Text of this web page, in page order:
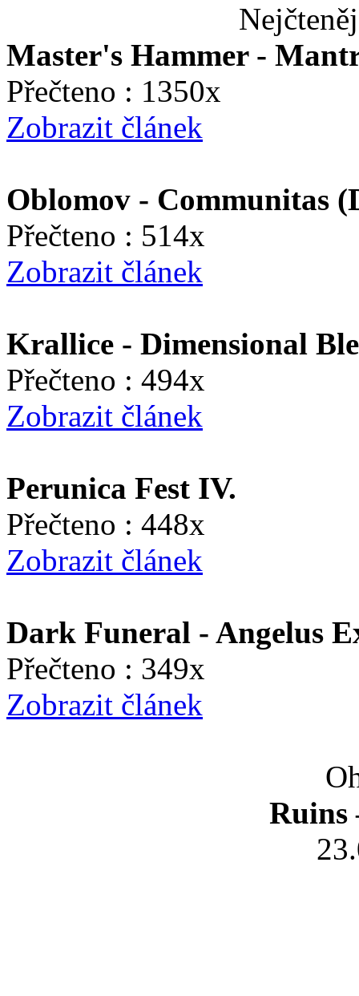
Master's Hammer -
Přečteno : 1350x
Zobrazit článek
Oblomov - Communitas
Přečteno : 514x
Zobrazit článek
Krallice - Dimensional
Přečteno : 494x
Zobrazit článek
Perunica Fest IV.
Přečteno : 448x
Zobrazit článek
Dark Funeral - Angelus
Přečteno : 349x
Zobrazit článek
Ruins